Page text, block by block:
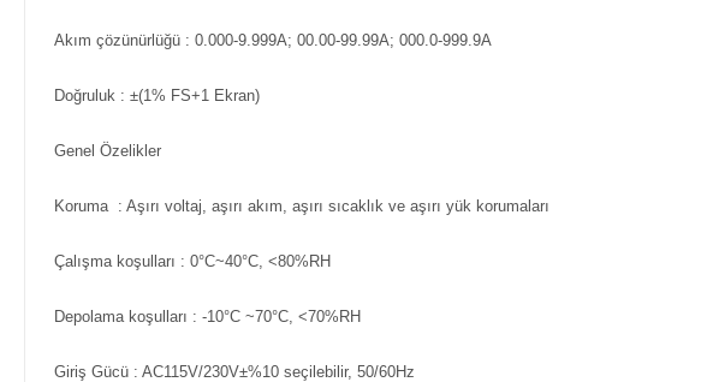
Akım çözünürlüğü : 0.000-9.999A; 00.00-99.99A; 000.0-999.9A
Doğruluk : ±(1% FS+1 Ekran)
Genel Özelikler
Koruma : Aşırı voltaj, aşırı akım, aşırı sıcaklık ve aşırı yük korumaları
Çalışma koşulları : 0°C~40°C, <80%RH
Depolama koşulları : -10°C ~70°C, <70%RH
Giriş Gücü : AC115V/230V±%10 seçilebilir, 50/60Hz